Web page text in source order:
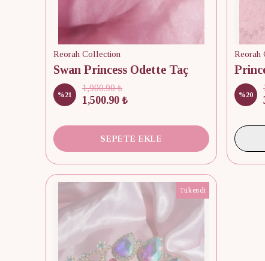
Reorah Collection
Swan Princess Odette Taç
%21
1,900.90 ₺
1,500.90 ₺
SEPETE EKLE
Reorah
%20
Tükendi